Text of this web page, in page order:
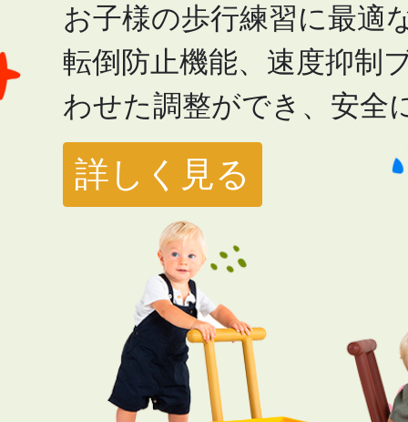
お子様の歩行練習に最適
転倒防止機能、速度抑制
わせた調整ができ、安全
詳しく見る